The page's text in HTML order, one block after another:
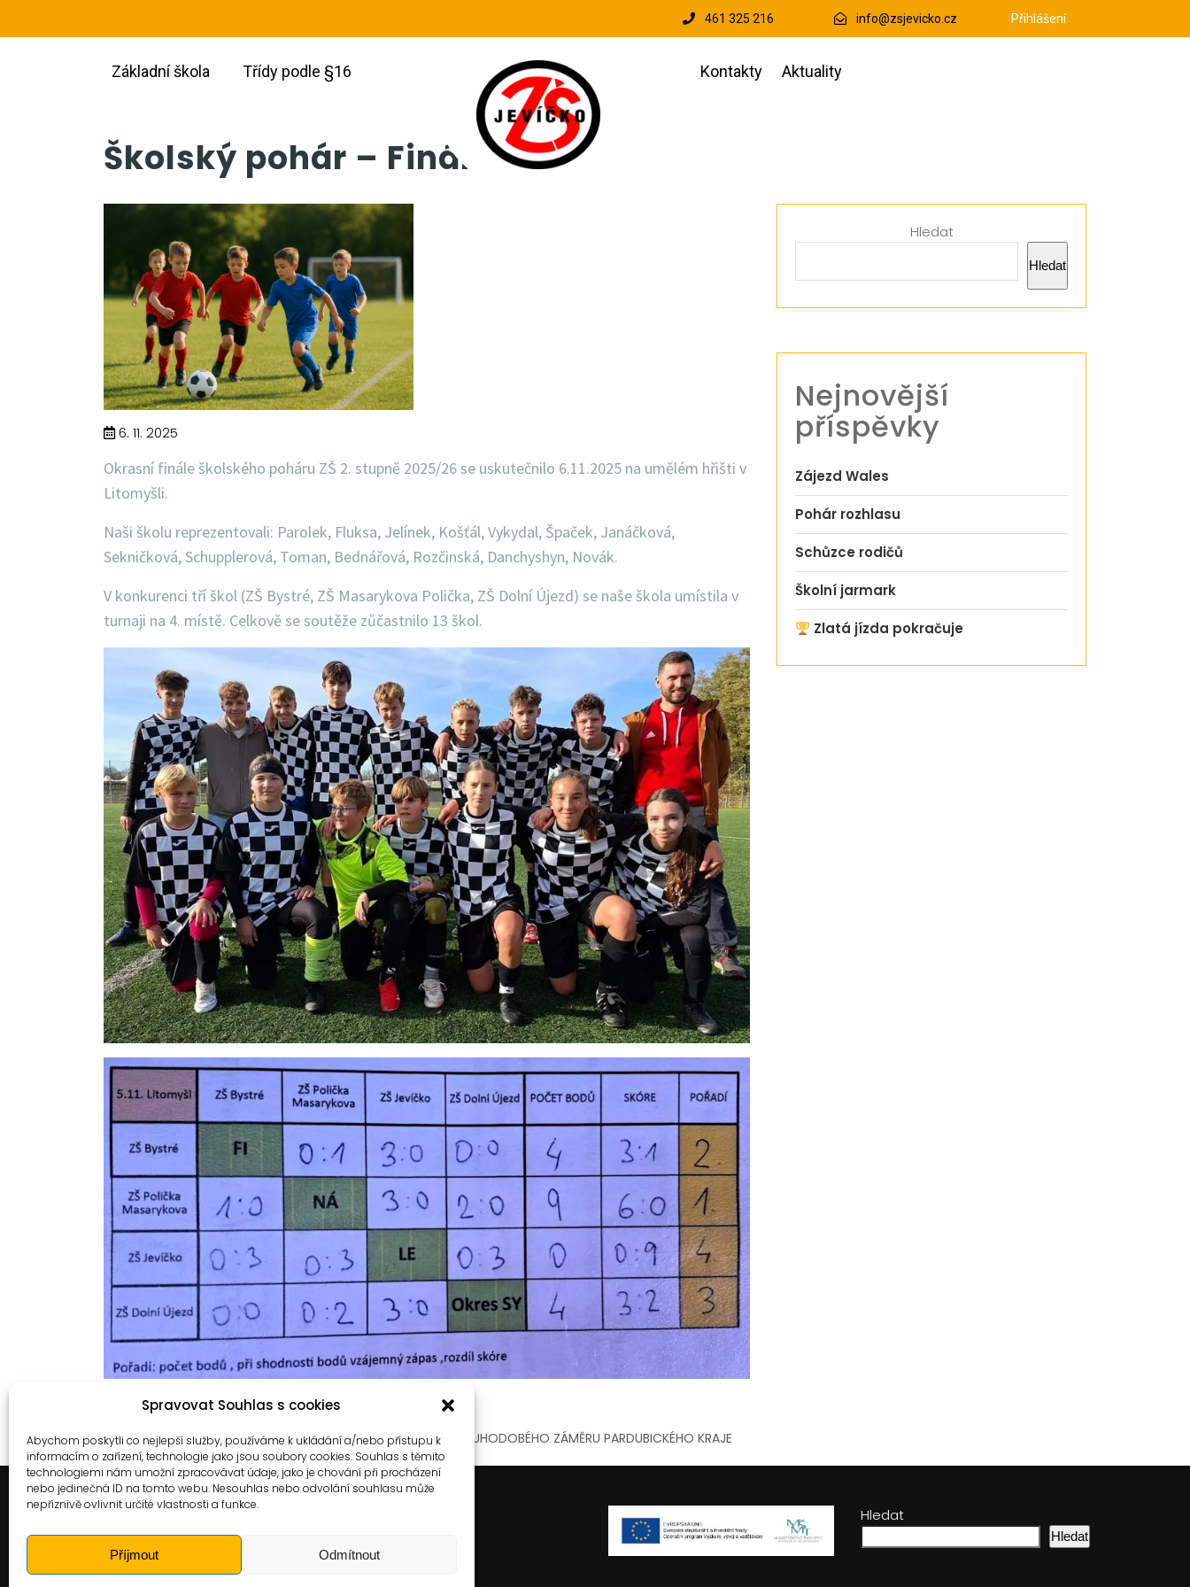
Spravovat Souhlas s cookies
Abychom poskytli co nejlepší služby, používáme k ukládání a/nebo přístupu k
informacím o zařízení, technologie jako jsou soubory cookies. Souhlas s těmito
technologiemi nám umožní zpracovávat údaje, jako je chování při procházení
nebo jedinečná ID na tomto webu. Nesouhlas nebo odvolání souhlasu může
nepříznivě ovlivnit určité vlastnosti a funkce.
Příjmout Odmítnout
461 325 216 info@zsjevicko.cz Přihlášení
Základní škola Třídy podle §16 Kontakty Aktuality
Školský pohár – Finále
6. 11. 2025
Okrasní finále školského poháru ZŠ 2. stupně 2025/26 se uskutečnilo 6.11.2025 na umělém hřišti v
Litomyšli.
Naši školu reprezentovali: Parolek, Fluksa, Jelínek, Košťál, Vykydal, Špaček, Janáčková,
Sekničková, Schupplerová, Toman, Bednářová, Rozčinská, Danchyshyn, Novák.
V konkurenci tří škol (ZŠ Bystré, ZŠ Masarykova Polička, ZŠ Dolní Újezd) se naše škola umístila v
turnaji na 4. místě. Celkově se soutěže zůčastnilo 13 škol.
Previous Školský pohár ZŠ
Next IMPLEMENTACE DLOUHODOBÉHO ZÁMĚRU PARDUBICKÉHO KRAJE
Hledat
Hledat
Nejnovější
příspěvky
Zájezd Wales
Pohár rozhlasu
Schůzce rodičů
Školní jarmark
Zlatá jízda pokračuje
Hledat
Hledat